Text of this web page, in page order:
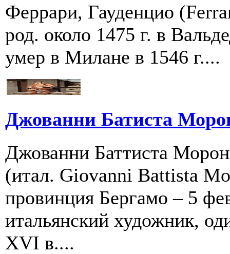
Феррари, Гауденцио
род. около 1475 г. в
умер в Милане в 1546 г....
Джованни Батиста
Джованни Баттиста
(итал. Giovanni Battista
провинция Бергамо – 5
итальянский художник,
XVI в....